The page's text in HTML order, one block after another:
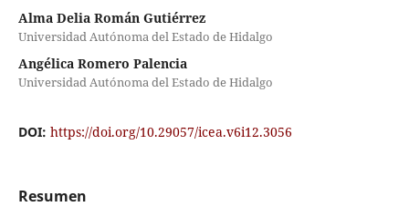
Alma Delia Román Gutiérrez
Universidad Autónoma del Estado de Hidalgo
Angélica Romero Palencia
Universidad Autónoma del Estado de Hidalgo
DOI: https://doi.org/10.29057/icea.v6i12.3056
Resumen